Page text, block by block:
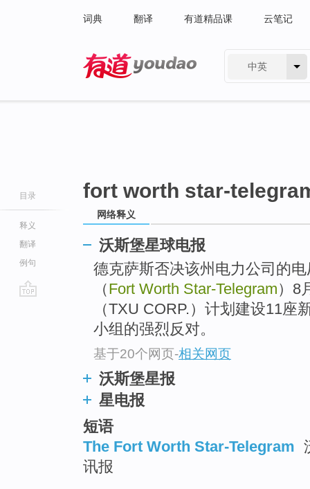
词典 翻译 有道精品课 云笔记
中英
目录
释义
翻译
例句
fort worth star-
网络释义
沃斯堡星球电报
德克萨斯否决该州电力公司的
（Fort Worth Star-Telegram）8
（TXU CORP.）计划建设11
小组的强烈反对。
基于20个网页-相关网页
沃斯堡星报
星电报
短语
The Fort Worth Star-Telegram
讯报